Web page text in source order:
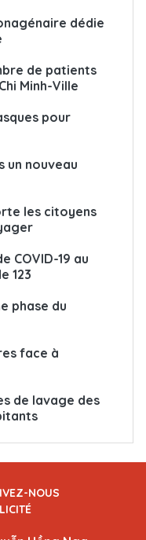
dédie
de patients
Minh-Ville
pour
un nouveau
les citoyens
COVID-19 au
123
phase du
face à
de lavage des
NOUS